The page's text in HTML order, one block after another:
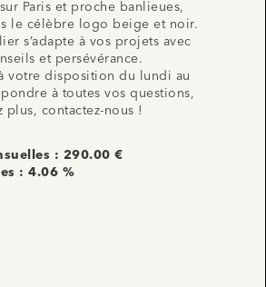
Paris et proche banlieues,
le célèbre logo beige et noir.
s’adapte à vos projets avec
et persévérance.
votre disposition du lundi au
à toutes vos questions,
plus, contactez-nous !
: 290.00 €
: 4.06 %